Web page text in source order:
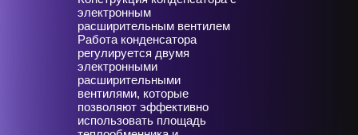
электронным
расширительным вентилем
Работа конденсатора
регулируется двумя
электронными
расширительными
вентилями, которые
позволяют эффективно
использовать площадь